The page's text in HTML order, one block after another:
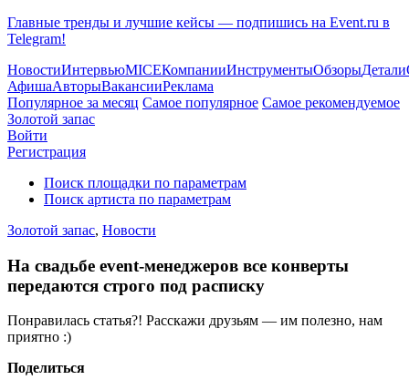
Главные тренды и лучшие кейсы — подпишись на Event.ru в
Telegram!
НовостиИнтервьюMICEКомпанииИнструментыОбзорыДетали
АфишаАвторыВакансииРеклама
Популярное за месяц Самое популярное Самое рекомендуемое
Золотой запас
Войти
Регистрация
Поиск площадки по параметрам
Поиск артиста по параметрам
Золотой запас, Новости
На свадьбе event-менеджеров все конверты
передаются строго под расписку
Понравилась статья?! Расскажи друзьям — им полезно, нам
приятно :)
Поделиться